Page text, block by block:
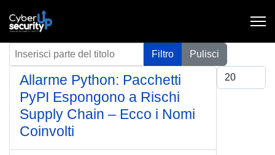
Inserisci parte del titolo Filtro
Pulisci
Visualizza #
Allarme Python: Pacchetti
PyPI Espongono a Rischi
Supply Chain – Ecco i Nomi
Coinvolti